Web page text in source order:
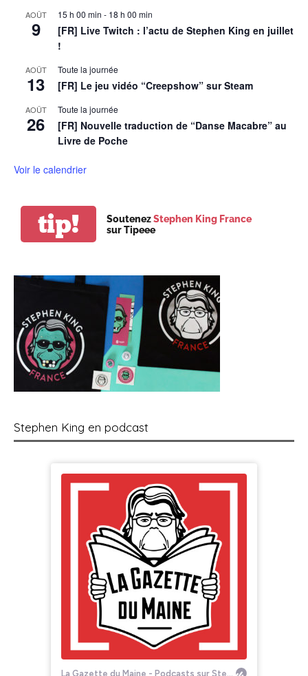
AOÛT
9
15 h 00 min - 18 h 00 min
[FR] Live Twitch : l’actu de Stephen King en juillet
!
AOÛT
13
Toute la journée
[FR] Le jeu vidéo “Creepshow” sur Steam
AOÛT
26
Toute la journée
[FR] Nouvelle traduction de “Danse Macabre” au
Livre de Poche
Voir le calendrier
tip! SoutenezStephen King France
sur Tipeee
Stephen King en podcast